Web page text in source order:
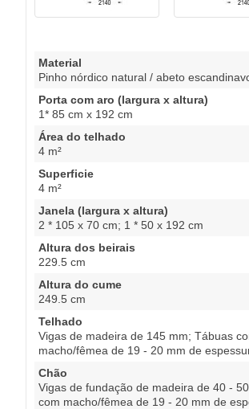
Material
Pinho nórdico natural / abeto
Porta com aro (largura x altura)
1* 85 cm x 192 cm
Área do telhado
4 m²
Superficie
4 m²
Janela (largura x altura)
2 * 105 x 70 cm; 1 * 50 x 192 cm
Altura dos beirais
229.5 cm
Altura do cume
249.5 cm
Telhado
Vigas de madeira de 145 mm; Tábuas
macho/fêmea de 19 - 20 mm de
Chão
Vigas de fundação de madeira de 40 -
com macho/fêmea de 19 - 20 mm de